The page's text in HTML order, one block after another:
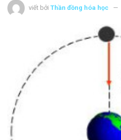
viết bởi Thần đồng hóa học